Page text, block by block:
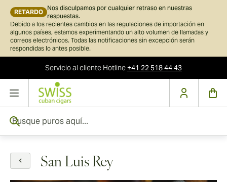
RETARDO
Nos disculpamos por cualquier retraso en nuestras
respuestas.
Debido a los recientes cambios en las regulaciones de importación en
algunos países, estamos experimentando un alto volumen de llamadas y
correos electrónicos. Todas las notificaciones sin excepción serán
respondidas lo antes posible.
Servicio al cliente Hotline+41 22 518 44 43
San Luis Rey